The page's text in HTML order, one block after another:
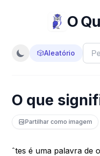
O
🎲Aleatório
O que
Partilhar como imagem
ˆtes é uma palavra de